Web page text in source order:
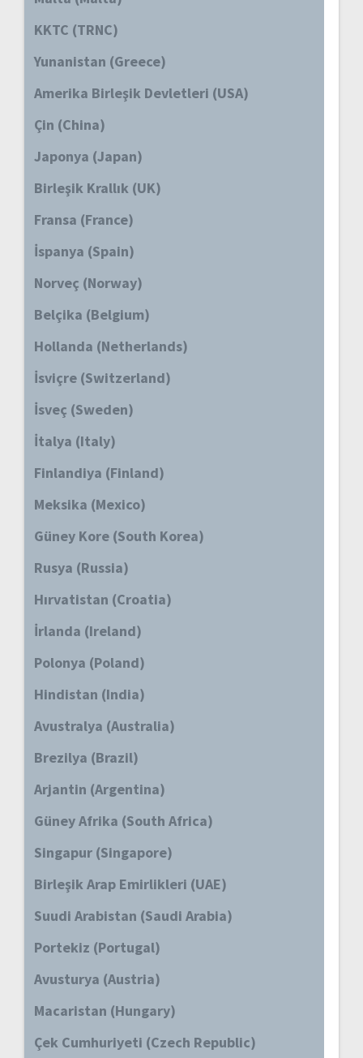
KKTC (TRNC)
Yunanistan (Greece)
Amerika Birleşik Devletleri (USA)
Çin (China)
Japonya (Japan)
Birleşik Krallık (UK)
Fransa (France)
İspanya (Spain)
Norveç (Norway)
Belçika (Belgium)
Hollanda (Netherlands)
İsviçre (Switzerland)
İsveç (Sweden)
İtalya (Italy)
Finlandiya (Finland)
Meksika (Mexico)
Güney Kore (South Korea)
Rusya (Russia)
Hırvatistan (Croatia)
İrlanda (Ireland)
Polonya (Poland)
Hindistan (India)
Avustralya (Australia)
Brezilya (Brazil)
Arjantin (Argentina)
Güney Afrika (South Africa)
Singapur (Singapore)
Birleşik Arap Emirlikleri (UAE)
Suudi Arabistan (Saudi Arabia)
Portekiz (Portugal)
Avusturya (Austria)
Macaristan (Hungary)
Çek Cumhuriyeti (Czech Republic)